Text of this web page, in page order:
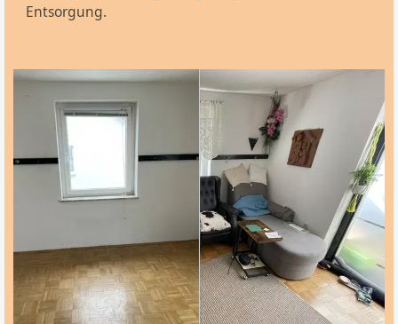
Entsorgung.